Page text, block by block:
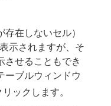
在しないセル）
示されますが、そ
させることもでき
ーブルウィンドウ
ックします。